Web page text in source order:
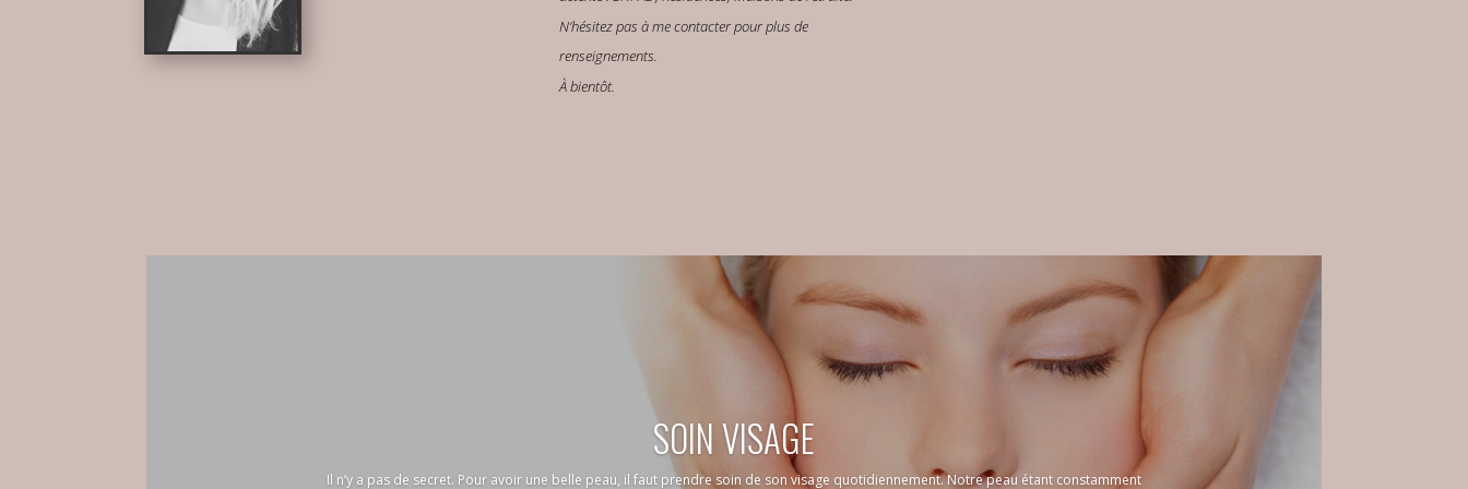
N’hésitez pas à me contacter pour plus de
renseignements.
À bientôt.
SOIN VISAGE
Il n’y a pas de secret. Pour avoir une belle peau, il faut prendre soin de son visage quotidiennement. Notre peau étant constamment